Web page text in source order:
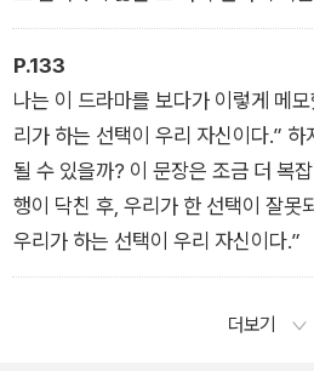
처리하는 방식에 대해 기이한 감정
것이다. 드라마를 보는 동안 그들에게
그 순간들을 그저 웃고 넘겼다는 뒤
지막하게 한숨을 쉬게 될지도 모른다
모든 웃음 속에는 비극이 숨어 있지.
냐!’
P.133
나는 이 드라마를 보다가 이렇게 메
리가 하는 선택이 우리 자신이다.”
될 수 있을까? 이 문장은 조금 더 복
행이 닥친 후, 우리가 한 선택이 잘못
우리가 하는 선택이 우리 자신이다.”
더보기